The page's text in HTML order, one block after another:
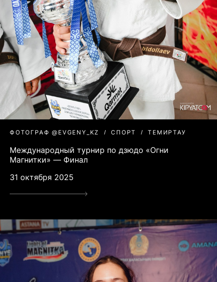
ФОТОГРАФ @EVGENY_KZ СПОРТ ТЕМИРТАУ
Международный турнир по дзюдо «Огни
Магнитки» — Финал
31 октября 2025